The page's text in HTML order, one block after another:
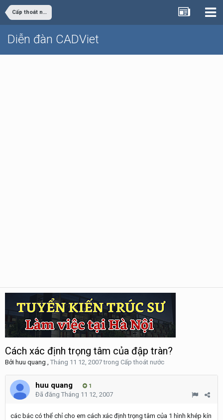
Cấp thoát nước
Diễn đàn CADViet
Cách xác định trọng tâm của đập tràn?
Bởi huu quang , Tháng 11 12, 2007trong Cấp thoát nước
huu quang 1
Đã đăng Tháng 11 12, 2007
các bác có thể chỉ cho em cách xác định trọng tâm của 1 hình khép kín